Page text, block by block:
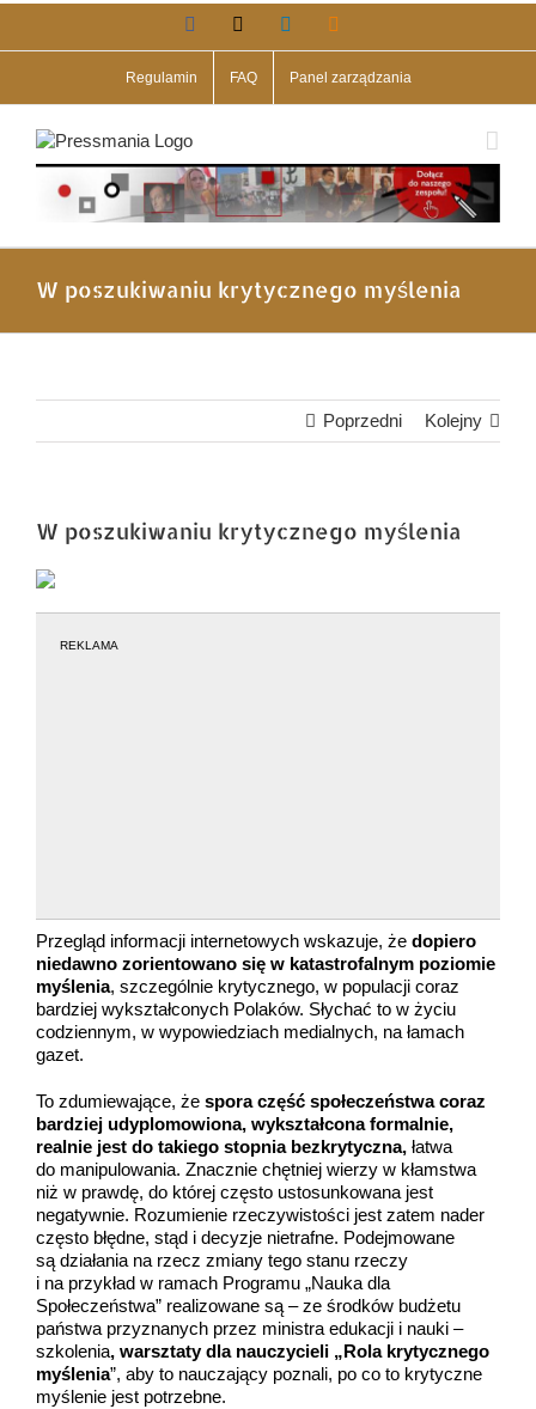
Facebook LinkedIn
Regulamin FAQ Panel zarządzania
W poszukiwaniu krytycznego myślenia
Poprzedni Kolejny
W poszukiwaniu krytycznego myślenia
REKLAMA
Przegląd informacji internetowych wskazuje, że dopiero
niedawno zorientowano się w katastrofalnym poziomie
myślenia, szczególnie krytycznego, w populacji coraz
bardziej wykształconych Polaków. Słychać to w życiu
codziennym, w wypowiedziach medialnych, na łamach
gazet.
To zdumiewające, że spora część społeczeństwa coraz
bardziej udyplomowiona, wykształcona formalnie,
realnie jest do takiego stopnia bezkrytyczna, łatwa
do manipulowania. Znacznie chętniej wierzy w kłamstwa
niż w prawdę, do której często ustosunkowana jest
negatywnie. Rozumienie rzeczywistości jest zatem nader
często błędne, stąd i decyzje nietrafne. Podejmowane
są działania na rzecz zmiany tego stanu rzeczy
i na przykład w ramach Programu „Nauka dla
Społeczeństwa” realizowane są – ze środków budżetu
państwa przyznanych przez ministra edukacji i nauki –
szkolenia, warsztaty dla nauczycieli „Rola krytycznego
myślenia”, aby to nauczający poznali, po co to krytyczne
myślenie jest potrzebne.